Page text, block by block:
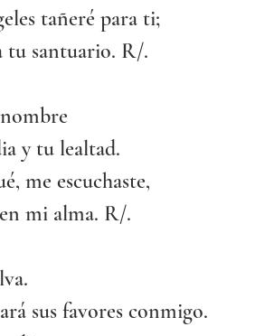
tañeré para ti;
tu santuario. R/.
y tu lealtad.
me escuchaste,
mi alma. R/.
sus favores conmigo.